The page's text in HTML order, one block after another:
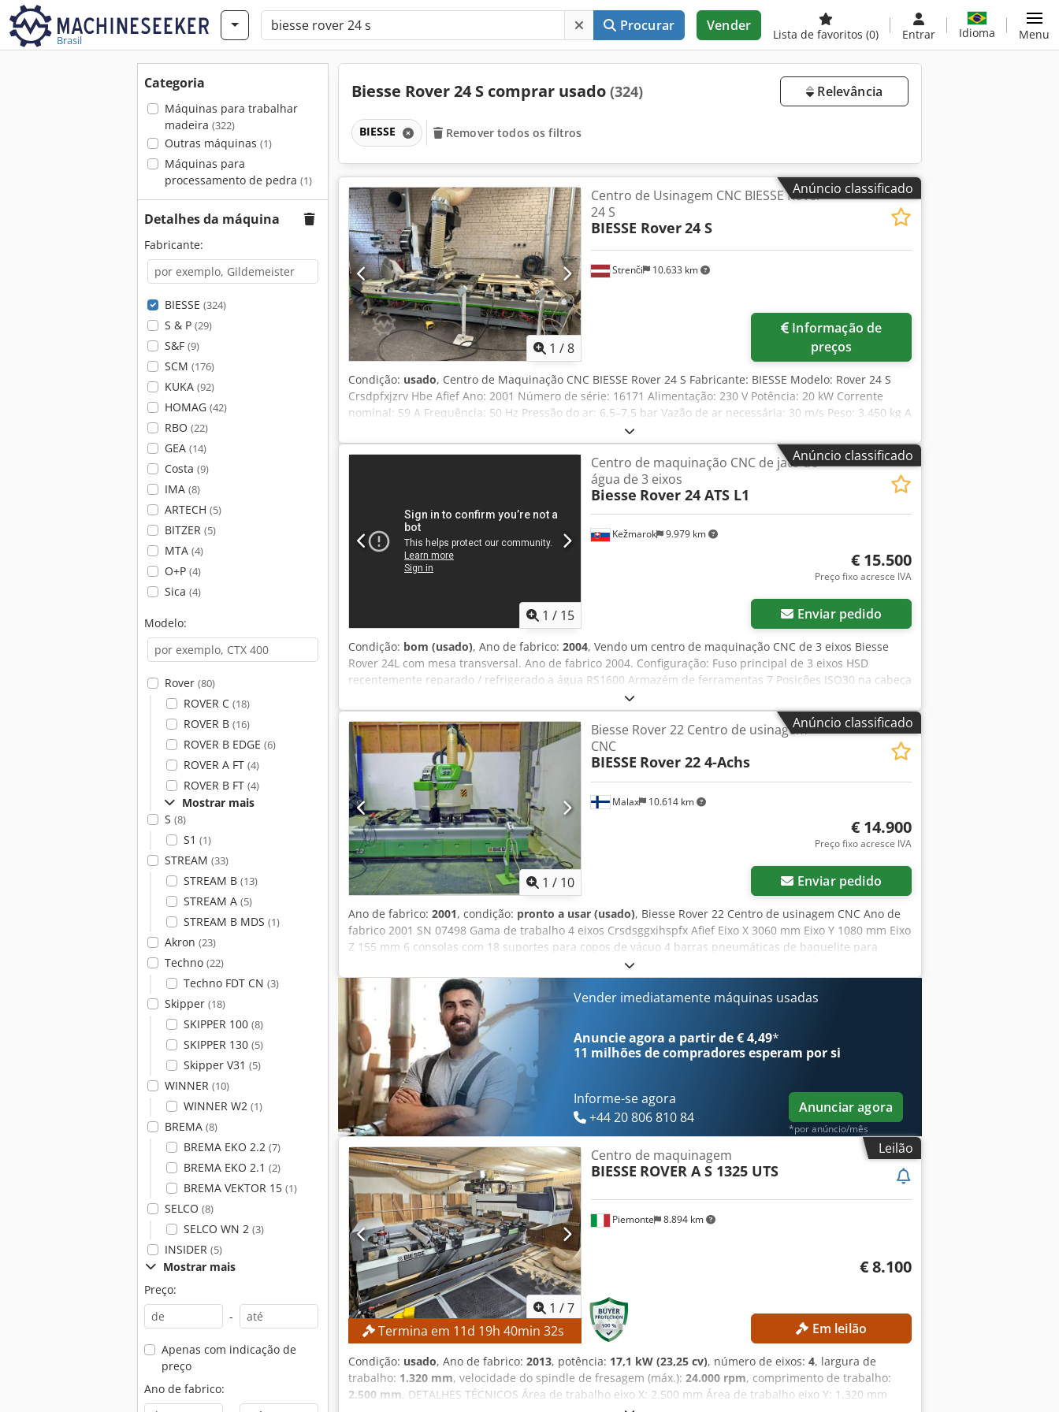
Brasil
Procurar Vender
Lista de favoritos (0) Entrar Idioma Menu
Categoria
Máquinas para trabalhar
madeira (322)
Outras máquinas (1)
Máquinas para
processamento de pedra (1)
Detalhes da máquina
Fabricante:
BIESSE (324)
S & P (29)
S&F (9)
SCM (176)
KUKA (92)
HOMAG (42)
RBO (22)
GEA (14)
Costa (9)
IMA (8)
ARTECH (5)
BITZER (5)
MTA (4)
O+P (4)
Sica (4)
Modelo:
Rover (80)
ROVER C (18)
ROVER B (16)
ROVER B EDGE (6)
ROVER A FT (4)
ROVER B FT (4)
Mostrar mais
S (8)
S1 (1)
STREAM (33)
STREAM B (13)
STREAM A (5)
STREAM B MDS (1)
Akron (23)
Techno (22)
Techno FDT CN (3)
Skipper (18)
SKIPPER 100 (8)
SKIPPER 130 (5)
Skipper V31 (5)
WINNER (10)
WINNER W2 (1)
BREMA (8)
BREMA EKO 2.2 (7)
BREMA EKO 2.1 (2)
BREMA VEKTOR 15 (1)
SELCO (8)
SELCO WN 2 (3)
INSIDER (5)
Mostrar mais
Preço:
-
Apenas com indicação de
preço
Ano de fabrico:
Biesse Rover 24 S comprar usado (324) Relevância
BIESSE Remover todos os filtros
Anúncio classificado
1 /8
Strenči 10.633 km
Centro de Usinagem CNC BIESSE Rover
24 S
BIESSE Rover24 S
preços
Condição: usado, Centro de Maquinação CNC BIESSE Rover 24 S Fabricante: BIESSE Modelo: Rover 24 S
Crsdpfxjzrv Hbe Afief Ano: 2001 Número de série: 16171 Alimentação: 230 V Potência: 20 kW Corrente
nominal: 59 A Frequência: 50 Hz Pressão do ar: 6,5–7,5 bar Vazão de ar necessária: 30 m/s Peso: 3.450 kg A
Anúncio classificado
1 / 15
Kežmarok 9.979 km
Centro de maquinação CNC de jato de
água de 3 eixos
Biesse Rover 24 ATS L1
€ 15.500
Preço fixo acresce IVA
Enviar pedido
Condição: bom (usado), Ano de fabrico: 2004, Vendo um centro de maquinação CNC de 3 eixos Biesse
Rover 24L com mesa transversal. Ano de fabrico 2004. Configuração: Fuso principal de 3 eixos HSD
recentemente reparado / refrigerado a água RS1600 Armazém de ferramentas 7 Posições ISO30 na cabeça
1x serra de ranhurar na direção X Cabeça de perfuração 14+4+2 fuso de perfuração Superfície de
trabalho útil 4500x1330mm. 2 superfícies de trabalho, 4 zonas de aperto Sistema automático de
lubrificação central Potência combinada 35kW Software XDNC 2.01 com manual. Bomba Becker 250/300
m3/h. 5,5KW Vácuo adicional para trabalhos com stencil ou dispositivos de fixação adicionais. Em bom
estado. Disponível em stock. A necessitar de reparação: pegas na mesa de deslocação, rotação do
carregador ISO30 na cabeça. Cjdsh Txlcspfx Afijrf
Anúncio classificado
1 / 10
Malax 10.614 km
Biesse Rover 22 Centro de usinagem
CNC
BIESSE Rover 22 4-Achs
€ 14.900
Preço fixo acresce IVA
Enviar pedido
Ano de fabrico: 2001, condição: pronto a usar (usado), Biesse Rover 22 Centro de usinagem CNC Ano de
fabrico 2001 SN 07498 Gama de trabalho 4 eixos Crsdsggxihspfx Afief Eixo X 3060 mm Eixo Y 1080 mm Eixo
Z 155 mm 6 consolas com 18 suportes para copos de vácuo 4 barras pneumáticas de baquelite para
levantar o vidro Eléctrodo vertical de 7,5 kW com troca automática de ferramentas, conicidade ISO 30
Troca automática de ferramentas 7 posições na cabeça de trabalho Cabeça de furação com 20 fusos
dispostos da seguinte forma: 7 verticais no eixo X 7 verticais no eixo Y 4 horizontal no eixo X 2 horizontais
no eixo Y Serra de ranhurar 120mm Tapetes de banda de rodagem de segurança 110 m3 / h bomba de
vácuo marcação CE Peso 3500 Kg Especificações técnicas sujeitas a alterações
Vender imediatamente máquinas usadas
Anuncie agora a partir de € 4,49*
11 milhões de compradoresesperam por si
Informe-se agora
+44 20 806 810 84
Anunciar agora
*por anúncio/mês
Leilão
1 /7
Termina em 11d 19h 40min 30s
Piemonte 8.894 km
Centro de maquinagem
BIESSE ROVER A S 1325 UTS
€ 8.100
Em leilão
Condição: usado, Ano de fabrico: 2013, potência: 17,1 kW (23,25 cv), número de eixos: 4, largura de
trabalho: 1.320 mm, velocidade do spindle de fresagem (máx.): 24.000 rpm, comprimento de trabalho:
2.500 mm, DETALHES TÉCNICOS Área de trabalho eixo X: 2.500 mm Área de trabalho eixo Y: 1.320 mm